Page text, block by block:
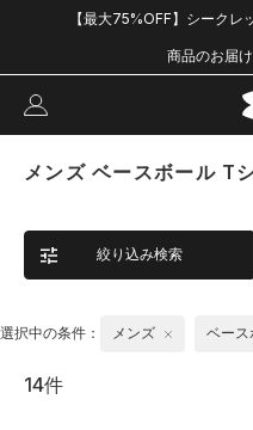
【最大75%OFF】シークレ
商品のお届
メンズ ベースボール T
絞り込み検索
選択中の条件： メンズ ベース
14件